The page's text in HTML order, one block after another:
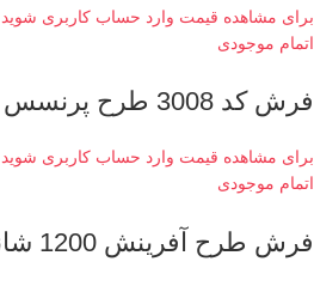
برای مشاهده قیمت وارد حساب کاربری شوید
اتمام موجودی
فرش کد 3008 طرح پرنسس افشان 1200 شانه
برای مشاهده قیمت وارد حساب کاربری شوید
اتمام موجودی
فرش طرح آفرینش 1200 شانه برجسته